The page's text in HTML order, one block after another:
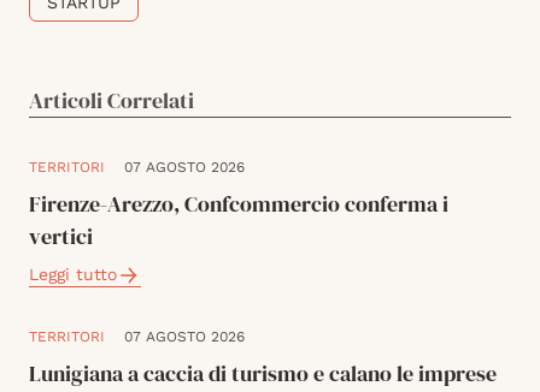
Articoli Correlati
TERRITORI 07 AGOSTO 2026
Firenze-Arezzo, Confcommercio conferma i
vertici
Leggi tutto
TERRITORI 07 AGOSTO 2026
Lunigiana a caccia di turismo e calano le imprese